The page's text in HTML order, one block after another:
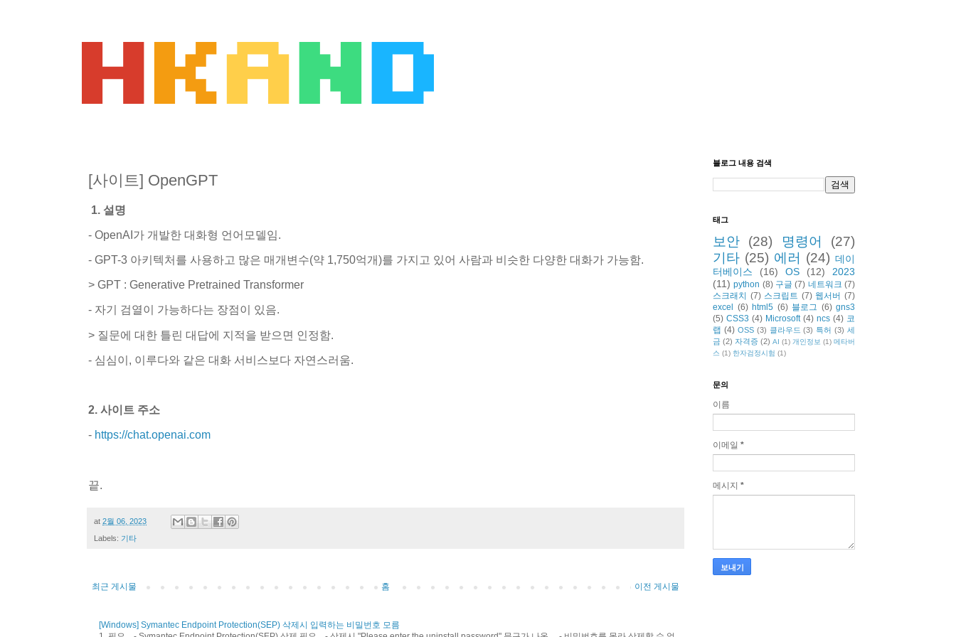
[사이트] OpenGPT
1. 설명
- OpenAI가 개발한 대화형 언어모델임.
- GPT-3 아키텍처를 사용하고 많은 매개변수(약 1,750억개)를 가지고 있어 사람과 비슷한 다양한 대화가 가능함.
> GPT : Generative Pretrained Transformer
- 자기 검열이 가능하다는 장점이 있음.
> 질문에 대한 틀린 대답에 지적을 받으면 인정함.
- 심심이, 이루다와 같은 대화 서비스보다 자연스러움.
2. 사이트 주소
- https://chat.openai.com
끝.
at 2월 06, 2023
Labels: 기타
최근 게시물 이전 게시물
홈
[Windows] Symantec Endpoint Protection(SEP) 삭제시 입력하는 비밀번호 모름
블로그 내용 검색
태그
보안 (28) 명령어
(27)
기타 (25) 에러 (24) 데이
터베이스
(16) OS (12)
2023
(11) python (8) 구글 (7) 네트워크 (7)
스크래치
(7) 스크립트 (7) 웹서버 (7)
excel
(6) html5 (6) 블로그 (6) gns3
(5) CSS3 (4) Microsoft (4) ncs (4) 코
랩 (4) OSS (3) 클라우드 (3) 특허 (3) 세
금 (2) 자격증 (2) AI (1) 개인정보 (1) 메타버
스 (1) 한자검정시험 (1)
문의
이름
이메일 *
메시지 *